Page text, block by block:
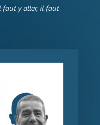
faut y aller, il faut